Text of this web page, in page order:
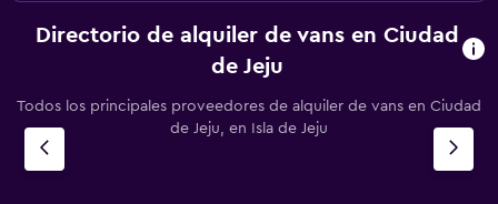
Directorio de alquiler de vans en Ciudad
de Jeju
Todos los principales proveedores de alquiler de vans en Ciudad
de Jeju, en Isla de Jeju